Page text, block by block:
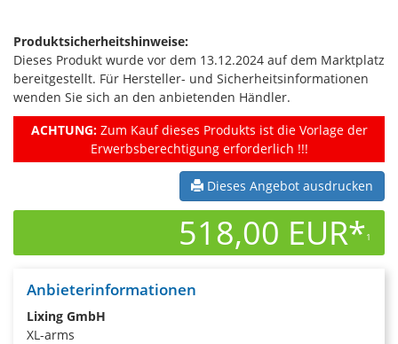
Produktsicherheitshinweise:
Dieses Produkt wurde vor dem 13.12.2024 auf dem Marktplatz
bereitgestellt. Für Hersteller- und Sicherheitsinformationen
wenden Sie sich an den anbietenden Händler.
ACHTUNG:Zum Kauf dieses Produkts ist die Vorlage der
Erwerbsberechtigung erforderlich !!!
Dieses Angebot ausdrucken
518,00 EUR*1
Anbieterinformationen
Lixing GmbH
XL-arms